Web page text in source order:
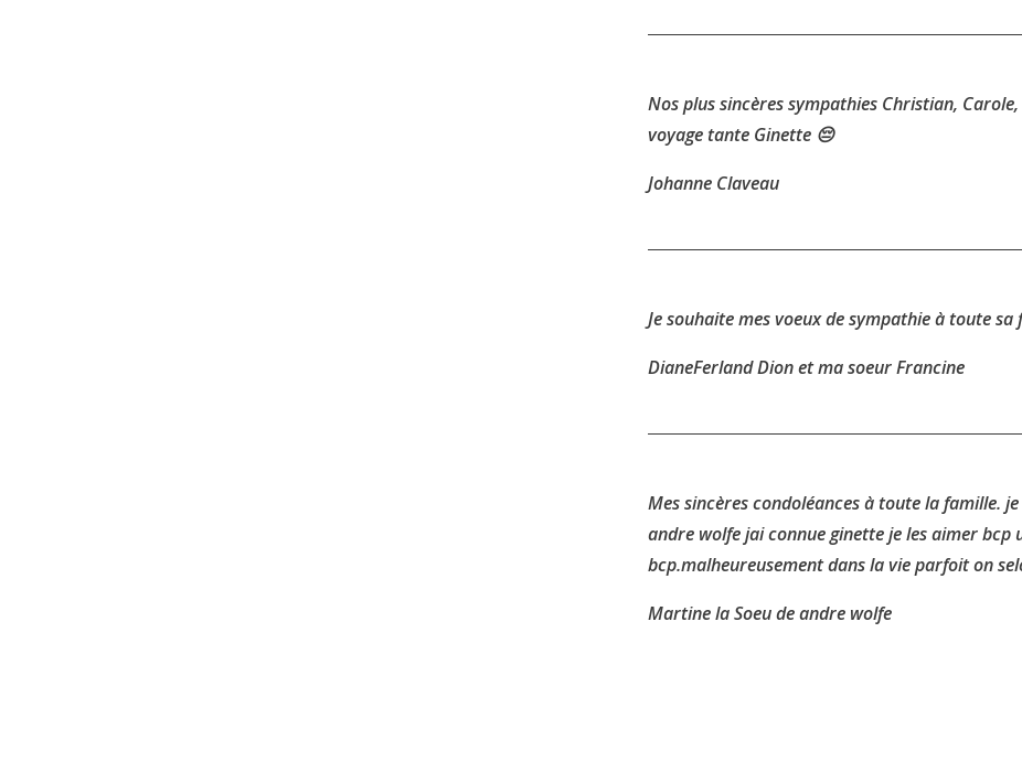
Nos plus sincères sympathies Christian,
voyage tante Ginette 😔
Johanne Claveau
Je souhaite mes voeux de sympathie à toute
DianeFerland Dion et ma soeur Francine
Mes sincères condoléances à toute la famille.
andre wolfe jai connue ginette je les aimer bcp
bcp.malheureusement dans la vie parfoit on
Martine la Soeu de andre wolfe